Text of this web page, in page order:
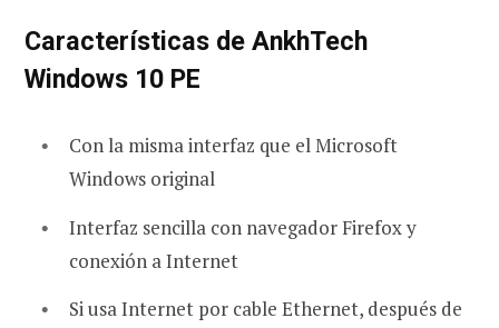
Características de AnkhTech
Windows 10 PE
Con la misma interfaz que el Microsoft
Windows original
Interfaz sencilla con navegador Firefox y
conexión a Internet
Si usa Internet por cable Ethernet, después de